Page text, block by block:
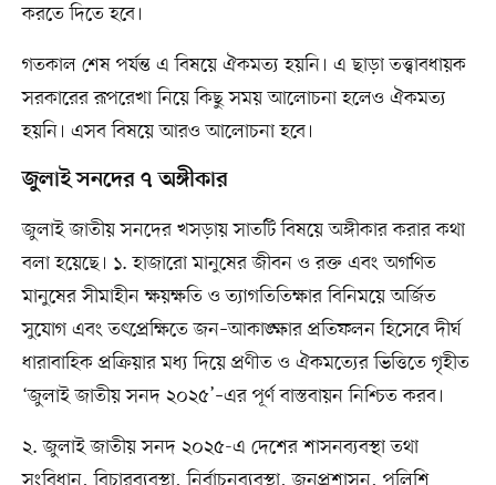
করতে দিতে হবে।
গতকাল শেষ পর্যন্ত এ বিষয়ে ঐকমত্য হয়নি। এ ছাড়া তত্ত্বাবধায়ক
সরকারের রূপরেখা নিয়ে কিছু সময় আলোচনা হলেও ঐকমত্য
হয়নি। এসব বিষয়ে আরও আলোচনা হবে।
জুলাই সনদের ৭ অঙ্গীকার
জুলাই জাতীয় সনদের খসড়ায় সাতটি বিষয়ে অঙ্গীকার করার কথা
বলা হয়েছে। ১. হাজারো মানুষের জীবন ও রক্ত এবং অগণিত
মানুষের সীমাহীন ক্ষয়ক্ষতি ও ত্যাগতিতিক্ষার বিনিময়ে অর্জিত
সুযোগ এবং তৎপ্রেক্ষিতে জন–আকাঙ্ক্ষার প্রতিফলন হিসেবে দীর্ঘ
ধারাবাহিক প্রক্রিয়ার মধ্য দিয়ে প্রণীত ও ঐকমত্যের ভিত্তিতে গৃহীত
‘জুলাই জাতীয় সনদ ২০২৫’–এর পূর্ণ বাস্তবায়ন নিশ্চিত করব।
২. জুলাই জাতীয় সনদ ২০২৫-এ দেশের শাসনব্যবস্থা তথা